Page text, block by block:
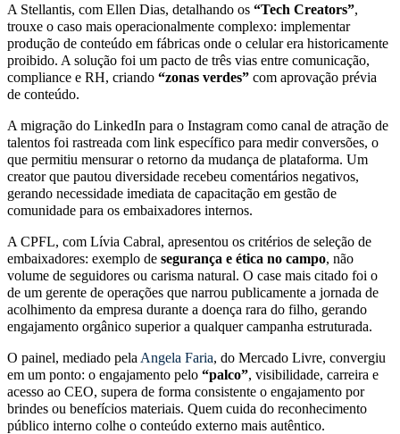
A Stellantis, com Ellen Dias, detalhando os “Tech Creators”,
trouxe o caso mais operacionalmente complexo: implementar
produção de conteúdo em fábricas onde o celular era historicamente
proibido. A solução foi um pacto de três vias entre comunicação,
compliance e RH, criando “zonas verdes” com aprovação prévia
de conteúdo.
A migração do LinkedIn para o Instagram como canal de atração de
talentos foi rastreada com link específico para medir conversões, o
que permitiu mensurar o retorno da mudança de plataforma. Um
creator que pautou diversidade recebeu comentários negativos,
gerando necessidade imediata de capacitação em gestão de
comunidade para os embaixadores internos.
A CPFL, com Lívia Cabral, apresentou os critérios de seleção de
embaixadores: exemplo de segurança e ética no campo, não
volume de seguidores ou carisma natural. O case mais citado foi o
de um gerente de operações que narrou publicamente a jornada de
acolhimento da empresa durante a doença rara do filho, gerando
engajamento orgânico superior a qualquer campanha estruturada.
O painel, mediado pela Angela Faria, do Mercado Livre, convergiu
em um ponto: o engajamento pelo “palco”, visibilidade, carreira e
acesso ao CEO, supera de forma consistente o engajamento por
brindes ou benefícios materiais. Quem cuida do reconhecimento
público interno colhe o conteúdo externo mais autêntico.